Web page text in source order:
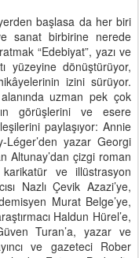
başlasa da her biri
sanat birbirine nerede
“Edebiyat”, yazı ve
yüzeyine dönüştürüyor,
izini sürüyor.
uzman pek çok
görüşlerini ve esere
paylaşıyor: Annie
Léger’den yazar Georgi
Altunay’dan çizgi roman
ve illüstrasyon
Nazlı Çevik Azazi’ye,
Murat Belge’ye,
Haldun Hürel’e,
Turan’a, yazar ve
ve gazeteci Rober